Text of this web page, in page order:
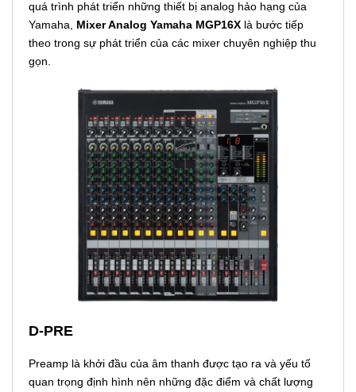
quá trình phát triển những thiết bị analog hảo hạng của
Yamaha, Mixer Analog Yamaha MGP16X là bước tiếp
theo trong sự phát triển của các mixer chuyên nghiệp thu
gọn.
D-PRE
Preamp là khởi đầu của âm thanh được tạo ra và yếu tố
quan trọng định hình nên những đặc điểm và chất lượng